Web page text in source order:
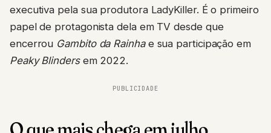
executiva pela sua produtora LadyKiller. É o primeiro
papel de protagonista dela em TV desde que
encerrou Gambito da Rainhae sua participação em
Peaky Blindersem 2022.
PUBLICIDADE